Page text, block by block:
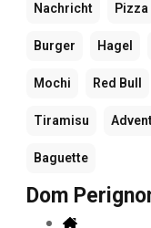
Nachricht Pizza
Burger Hagel
Mochi Red Bull
Tiramisu
Baguette
Dom